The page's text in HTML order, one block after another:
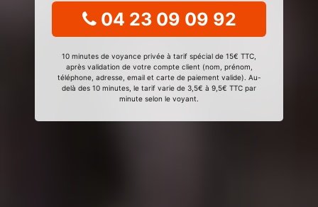
04 23 09 09 92
10 minutes de voyance privée à tarif spécial de 15€ TTC,
après validation de votre compte client (nom, prénom,
téléphone, adresse, email et carte de paiement valide). Au-
delà des 10 minutes, le tarif varie de 3,5€ à 9,5€ TTC par
minute selon le voyant.